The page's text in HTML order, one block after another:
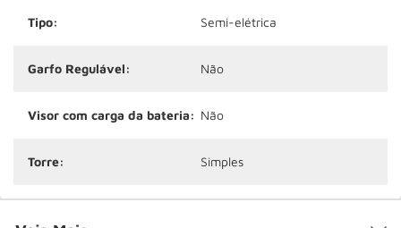
Tipo: Semi-elétrica
Garfo Regulável: Não
Visor com carga da bateria: Não
Torre: Simples